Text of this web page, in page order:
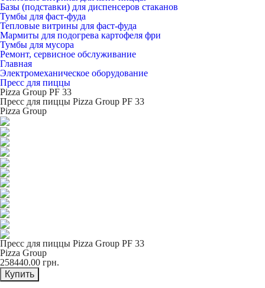
Базы (подставки) для диспенсеров стаканов
Тумбы для фаст-фуда
Тепловые витрины для фаст-фуда
Мармиты для подогрева картофеля фри
Тумбы для мусора
Ремонт, сервисное обслуживание
Главная
Электромеханическое оборудование
Пресс для пиццы
Pizza Group PF 33
Пресс для пиццы Pizza Group PF 33
Pizza Group
Пресс для пиццы Pizza Group PF 33
Pizza Group
258440.00 грн.
Купить